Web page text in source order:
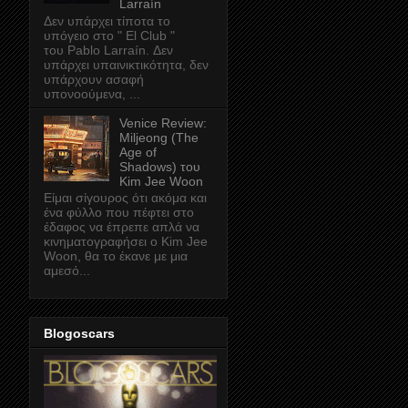
Larraín
Δεν υπάρχει τίποτα το
υπόγειο στο " El Club "
του Pablo Larraín. Δεν
υπάρχει υπαινικτικότητα, δεν
υπάρχουν ασαφή
υπονοούμενα, ...
Venice Review:
Miljeong (The
Age of
Shadows) του
Kim Jee Woon
Είμαι σίγουρος ότι ακόμα και
ένα φύλλο που πέφτει στο
έδαφος να έπρεπε απλά να
κινηματογραφήσει ο Kim Jee
Woon, θα το έκανε με μια
αμεσό...
Blogoscars